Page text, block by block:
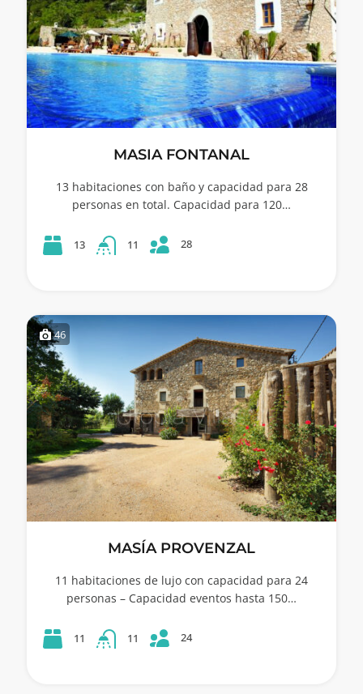
MASIA FONTANAL
13 habitaciones con baño y capacidad para 28
personas en total. Capacidad para 120…
13 11 28
46
MASÍA PROVENZAL
11 habitaciones de lujo con capacidad para 24
personas – Capacidad eventos hasta 150…
11 11 24